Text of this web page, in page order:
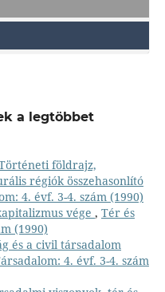
a legtöbbet
földrajz,
régiók összehasonlító
4. évf. 3-4. szám (1990)
vége , Tér és
(1990)
és a civil társadalom
4. évf. 3-4. szám